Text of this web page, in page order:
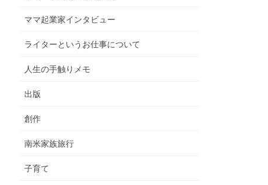
ママ起業家インタビュー
ライターというお仕事について
人生の手触りメモ
出版
創作
南米家族旅行
子育て